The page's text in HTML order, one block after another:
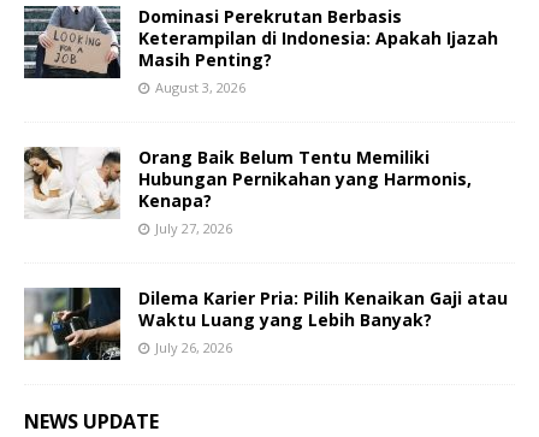
Dominasi Perekrutan Berbasis
Keterampilan di Indonesia: Apakah Ijazah
Masih Penting?
August 3, 2026
Orang Baik Belum Tentu Memiliki
Hubungan Pernikahan yang Harmonis,
Kenapa?
July 27, 2026
Dilema Karier Pria: Pilih Kenaikan Gaji atau
Waktu Luang yang Lebih Banyak?
July 26, 2026
NEWS UPDATE